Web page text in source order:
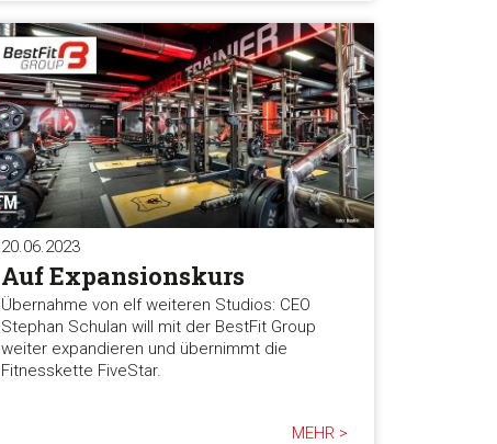
20.06.2023
Auf Expansionskurs
Übernahme von elf weiteren Studios: CEO
Stephan Schulan will mit der BestFit Group
weiter expandieren und übernimmt die
Fitnesskette FiveStar.
MEHR >